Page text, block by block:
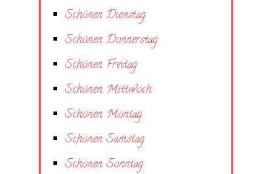
Schönen Dienstag
Schönen Donnerstag
Schönen Freitag
Schönen Mittwoch
Schönen Montag
Schönen Samstag
Schönen Sonntag